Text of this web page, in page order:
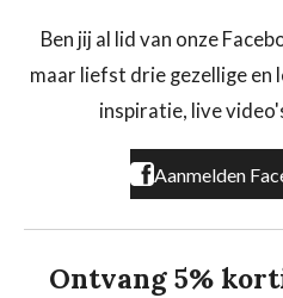
b
o
k
a
r
a
Ben jij al lid van onze
maar liefst drie gezellige en
inspiratie, live
Aanmelden
Ontvang 5%